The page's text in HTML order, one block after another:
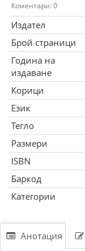
Коментари: 0
Издател
Брой страници
Година на
издаване
Корици
Език
Тегло
Размери
ISBN
Баркод
Категории
Анотация